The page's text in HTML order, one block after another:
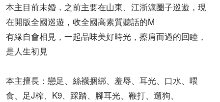
本主目前未婚，之前主要在山東、江浙滬圈子巡遊，現
在開版全國巡遊，收全國高素質聽話的M
有緣自會相見，一起品味美好時光，擦肩而過的回睦，
是人生初見
本主擅長：戀足、絲襪捆綁、羞辱、耳光、口水、喂
食、足J榨、K9、踩踏、腳耳光、鞭打、遛狗、